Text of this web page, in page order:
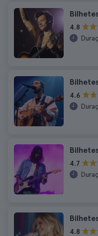
4.8
4.6
4.7
4.8